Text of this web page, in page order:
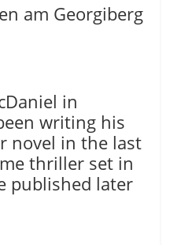
am Georgiberg
in
writing his
novel in the last
thriller set in
published later